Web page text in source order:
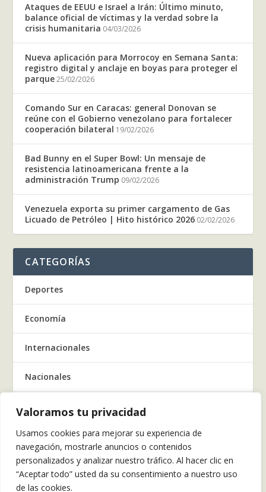
Valoramos tu privacidad
Usamos cookies para mejorar su experiencia de
navegación, mostrarle anuncios o contenidos
personalizados y analizar nuestro tráfico. Al hacer clic en
“Aceptar todo” usted da su consentimiento a nuestro uso
de las cookies.
Ataques de EEUU e Israel a Irán: Último minuto,
balance oficial de víctimas y la verdad sobre la
crisis humanitaria 04/03/2026
Nueva aplicación para Morrocoy en Semana Santa:
registro digital y anclaje en boyas para proteger el
parque 25/02/2026
Comando Sur en Caracas: general Donovan se
reúne con el Gobierno venezolano para fortalecer
cooperación bilateral 19/02/2026
Bad Bunny en el Super Bowl: Un mensaje de
resistencia latinoamericana frente a la
administración Trump 09/02/2026
Venezuela exporta su primer cargamento de Gas
Licuado de Petróleo | Hito histórico 2026 02/02/2026
CATEGORÍAS
Deportes
Economía
Internacionales
Nacionales
Regionales
Salud
Tecnología